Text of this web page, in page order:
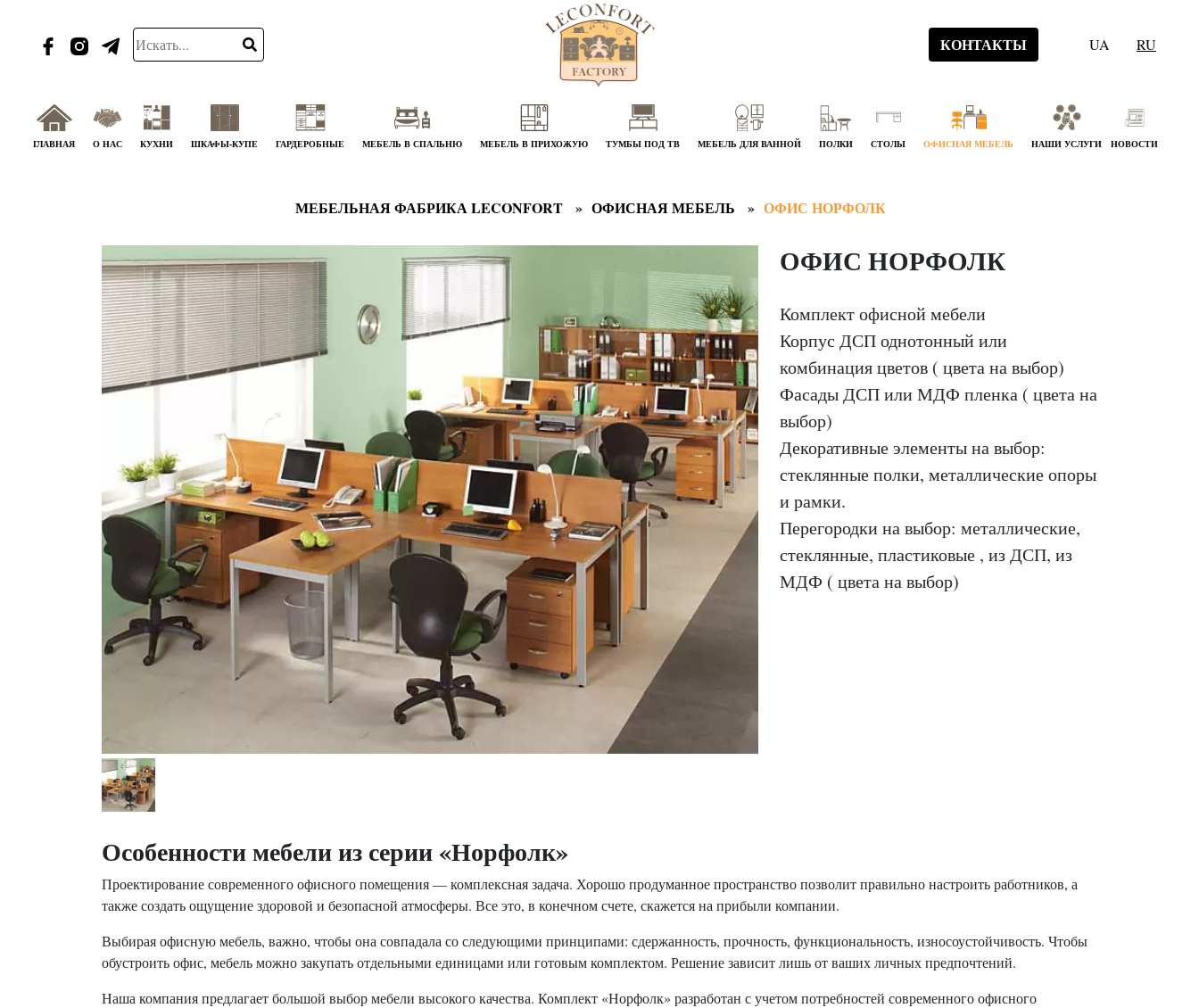
КОНТАКТЫ UA RU
ГЛАВНАЯ О НАС КУХНИ ШКАФЫ-КУПЕ ГАРДЕРОБНЫЕ МЕБЕЛЬ В СПАЛЬНЮ МЕБЕЛЬ В ПРИХОЖУЮ ТУМБЫ ПОД ТВ МЕБЕЛЬ ДЛЯ ВАННОЙ ПОЛКИ СТОЛЫ ОФИСНАЯ МЕБЕЛЬ НАШИ УСЛУГИ НОВОСТИ
МЕБЕЛЬНАЯ ФАБРИКА LECONFORT ОФИСНАЯ МЕБЕЛЬ ОФИС НОРФОЛК
ОФИС НОРФОЛК
Комплект офисной мебели
Корпус ДСП однотонный или
комбинация цветов ( цвета на выбор)
Фасады ДСП или МДФ пленка ( цвета на
выбор)
Декоративные элементы на выбор:
стеклянные полки, металлические опоры
и рамки.
Перегородки на выбор: металлические,
стеклянные, пластиковые , из ДСП, из
МДФ ( цвета на выбор)
Особенности мебели из серии «Норфолк»
Проектирование современного офисного помещения — комплексная задача. Хорошо продуманное пространство позволит правильно настроить работников, а
также создать ощущение здоровой и безопасной атмосферы. Все это, в конечном счете, скажется на прибыли компании.
Выбирая офисную мебель, важно, чтобы она совпадала со следующими принципами: сдержанность, прочность, функциональность, износоустойчивость. Чтобы
обустроить офис, мебель можно закупать отдельными единицами или готовым комплектом. Решение зависит лишь от ваших личных предпочтений.
Наша компания предлагает большой выбор мебели высокого качества. Комплект «Норфолк» разработан с учетом потребностей современного офисного